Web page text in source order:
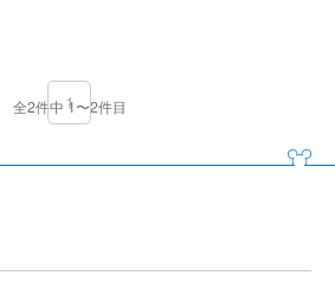
1
全2件中 1〜2件目